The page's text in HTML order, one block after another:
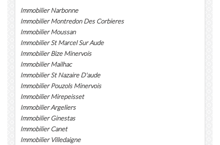
Immobilier Narbonne
Immobilier Montredon Des Corbieres
Immobilier Moussan
Immobilier St Marcel Sur Aude
Immobilier Bize Minervois
Immobilier Mailhac
Immobilier St Nazaire D'aude
Immobilier Pouzols Minervois
Immobilier Mirepeisset
Immobilier Argeliers
Immobilier Ginestas
Immobilier Canet
Immobilier Villedaigne